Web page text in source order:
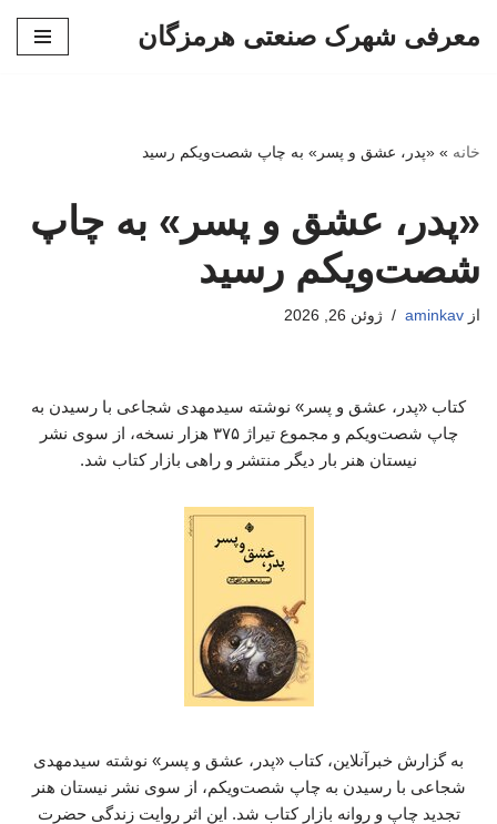
معرفی شهرک صنعتی هرمزگان
خانه » «پدر، عشق و پسر» به چاپ شصت‌ویکم رسید
«پدر، عشق و پسر» به چاپ
شصت‌ویکم رسید
از aminkav ژوئن 26, 2026
کتاب «پدر، عشق و پسر» نوشته سیدمهدی شجاعی با رسیدن به
چاپ شصت‌ویکم و مجموع تیراژ ۳۷۵ هزار نسخه، از سوی نشر
نیستان هنر بار دیگر منتشر و راهی بازار کتاب شد.
به گزارش خبرآنلاین، کتاب «پدر، عشق و پسر» نوشته سیدمهدی
شجاعی با رسیدن به چاپ شصت‌ویکم، از سوی نشر نیستان هنر
تجدید چاپ و روانه بازار کتاب شد. این اثر روایت زندگی حضرت